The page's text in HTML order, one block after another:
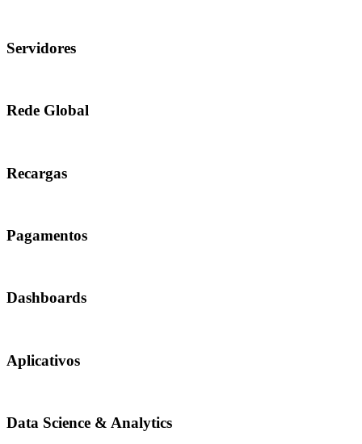
Servidores
Rede Global
Recargas
Pagamentos
Dashboards
Aplicativos
Data Science & Analytics